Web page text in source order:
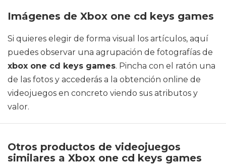
Imágenes de Xbox one cd keys games
Si quieres elegir de forma visual los artículos, aquí
puedes observar una agrupación de fotografías de
xbox one cd keys games. Pincha con el ratón una
de las fotos y accederás a la obtención online de
videojuegos en concreto viendo sus atributos y
valor.
Otros productos de videojuegos
similares a Xbox one cd keys games